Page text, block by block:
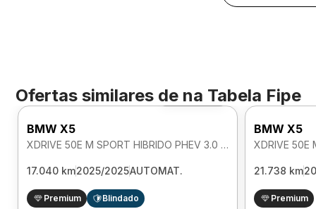
Ofertas similares de na Tabela Fipe
Foto 360º
BMW X5
XDRIVE 50E M SPORT HIBRIDO PHEV 3.0 AUTOMATICO
17.040 km2025/2025AUTOMAT.
Premium Blindado
BMW X5
21.738 km
Premium